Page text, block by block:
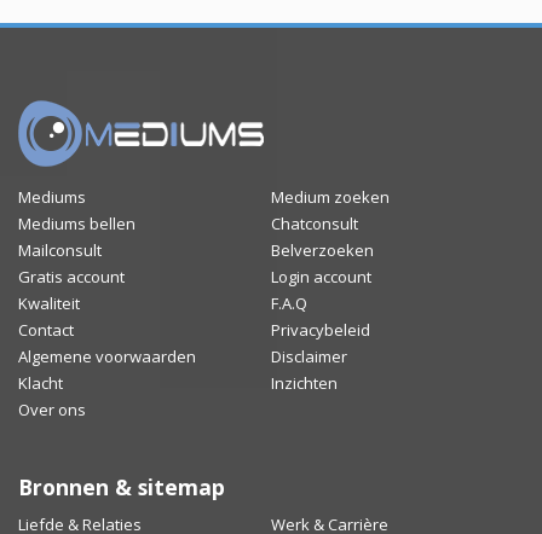
Mediums
Medium zoeken
Mediums bellen
Chatconsult
Mailconsult
Belverzoeken
Gratis account
Login account
Kwaliteit
F.A.Q
Contact
Privacybeleid
Algemene voorwaarden
Disclaimer
Klacht
Inzichten
Over ons
Bronnen & sitemap
Liefde & Relaties Werk & Carrière